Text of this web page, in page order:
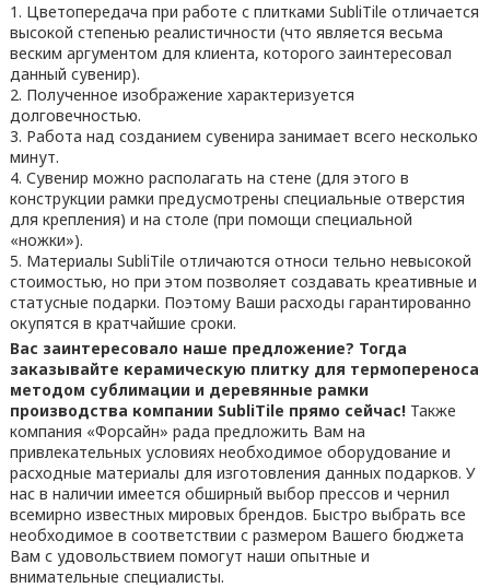
Цветопередача при работе с плитками SubliTile отличается
высокой степенью реалистичности (что является весьма
веским аргументом для клиента, которого заинтересовал
данный сувенир).
Полученное изображение характеризуется
долговечностью.
Работа над созданием сувенира занимает всего несколько
минут.
Сувенир можно располагать на стене (для этого в
конструкции рамки предусмотрены специальные отверстия
для крепления) и на столе (при помощи специальной
«ножки»).
Материалы SubliTile отличаются относи тельно невысокой
стоимостью, но при этом позволяет создавать креативные и
статусные подарки. Поэтому Ваши расходы гарантированно
окупятся в кратчайшие сроки.
Вас заинтересовало наше предложение? Тогда
заказывайте керамическую плитку для термопереноса
методом сублимации и деревянные рамки
производства компании SubliTile прямо сейчас!Также
компания «Форсайн» рада предложить Вам на
привлекательных условиях необходимое оборудование и
расходные материалы для изготовления данных подарков. У
нас в наличии имеется обширный выбор прессов и чернил
всемирно известных мировых брендов. Быстро выбрать все
необходимое в соответствии с размером Вашего бюджета
Вам с удовольствием помогут наши опытные и
внимательные специалисты.